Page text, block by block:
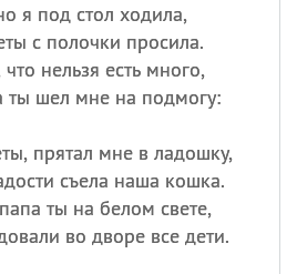
я под стол ходила,
с полочки просила.
нельзя есть много,
ты шел мне на подмогу:
прятал мне в ладошку,
съела наша кошка.
ты на белом свете,
во дворе все дети.
мучеников
Национальный день
маяка
Годовщина битвы при
ИМЕНА
Сегодня празднуют именины